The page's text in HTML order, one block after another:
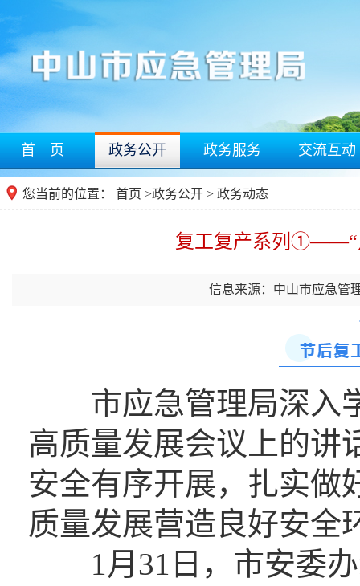
首 页 政务公开 政务服务 交流互动
您当前的位置： 首页 >政务公开 > 政务动态
复工复产系列①——“
信息来源：中山市应急管
市应急管理局深入学
高质量发展会议上的讲
安全有序开展，扎实做
质量发展营造良好安全
1月31日，市安委办